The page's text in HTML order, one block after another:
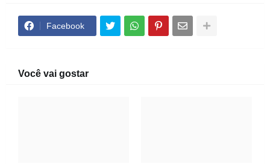
Facebook
Você vai gostar